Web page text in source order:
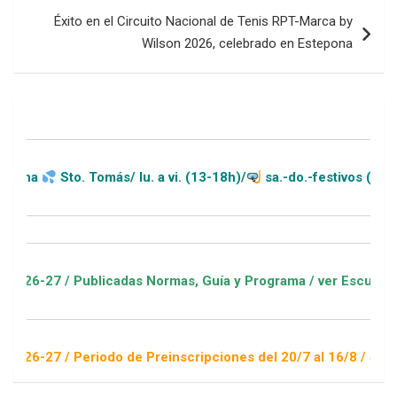
Éxito en el Circuito Nacional de Tenis RPT-Marca by
Wilson 2026, celebrado en Estepona
Tomás/ lu. a vi. (13-18h)/ sa.-do.-festivos (11-20h)
Normas, Guía y Programa / ver Escuelas Deportivas
Periodo de Preinscripciones del 20/7 al 16/8 / Sorteo 1 de